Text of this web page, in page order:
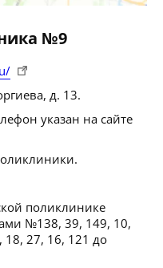
№9
д. 13.
указан на сайте
поликлинике
№138, 39, 149, 10,
27, 16, 121 до